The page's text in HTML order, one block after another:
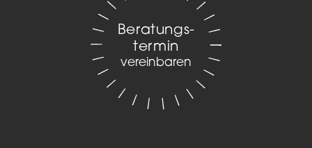
Beratungs­
termin
vereinbaren